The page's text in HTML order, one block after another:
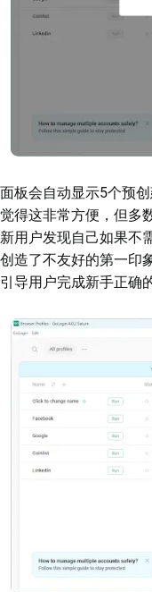
面板会自动显示5个预
觉得这非常方便，但多
新用户发现自己如果不
创造了不友好的第一印
引导用户完成新手正确